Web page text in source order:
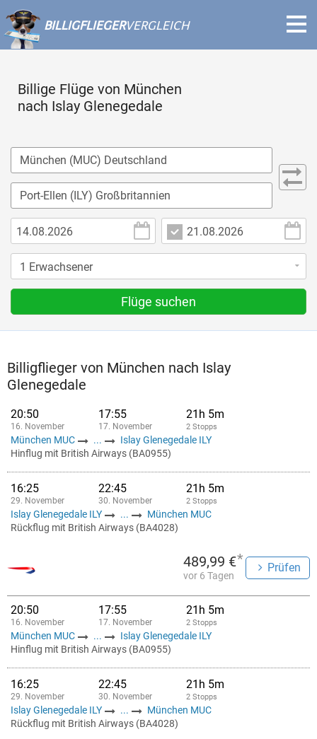
BILLIGFLIEGERVERGLEICH
Billige Flüge von München
nach Islay Glenegedale
Flüge suchen
Billigflieger von München nach Islay
Glenegedale
20:50
16. November
17:55
17. November
21h 5m
2 Stopps
München MUC ...
Islay Glenegedale ILY
Hinflug mit British Airways (BA0955)
16:25
29. November
22:45
30. November
21h 5m
2 Stopps
Islay Glenegedale ILY ...
München MUC
Rückflug mit British Airways (BA4028)
489,99 €*
vor 6 Tagen
Prüfen
20:50
16. November
17:55
17. November
21h 5m
2 Stopps
München MUC ...
Islay Glenegedale ILY
Hinflug mit British Airways (BA0955)
16:25
29. November
22:45
30. November
21h 5m
2 Stopps
Islay Glenegedale ILY ...
München MUC
Rückflug mit British Airways (BA4028)